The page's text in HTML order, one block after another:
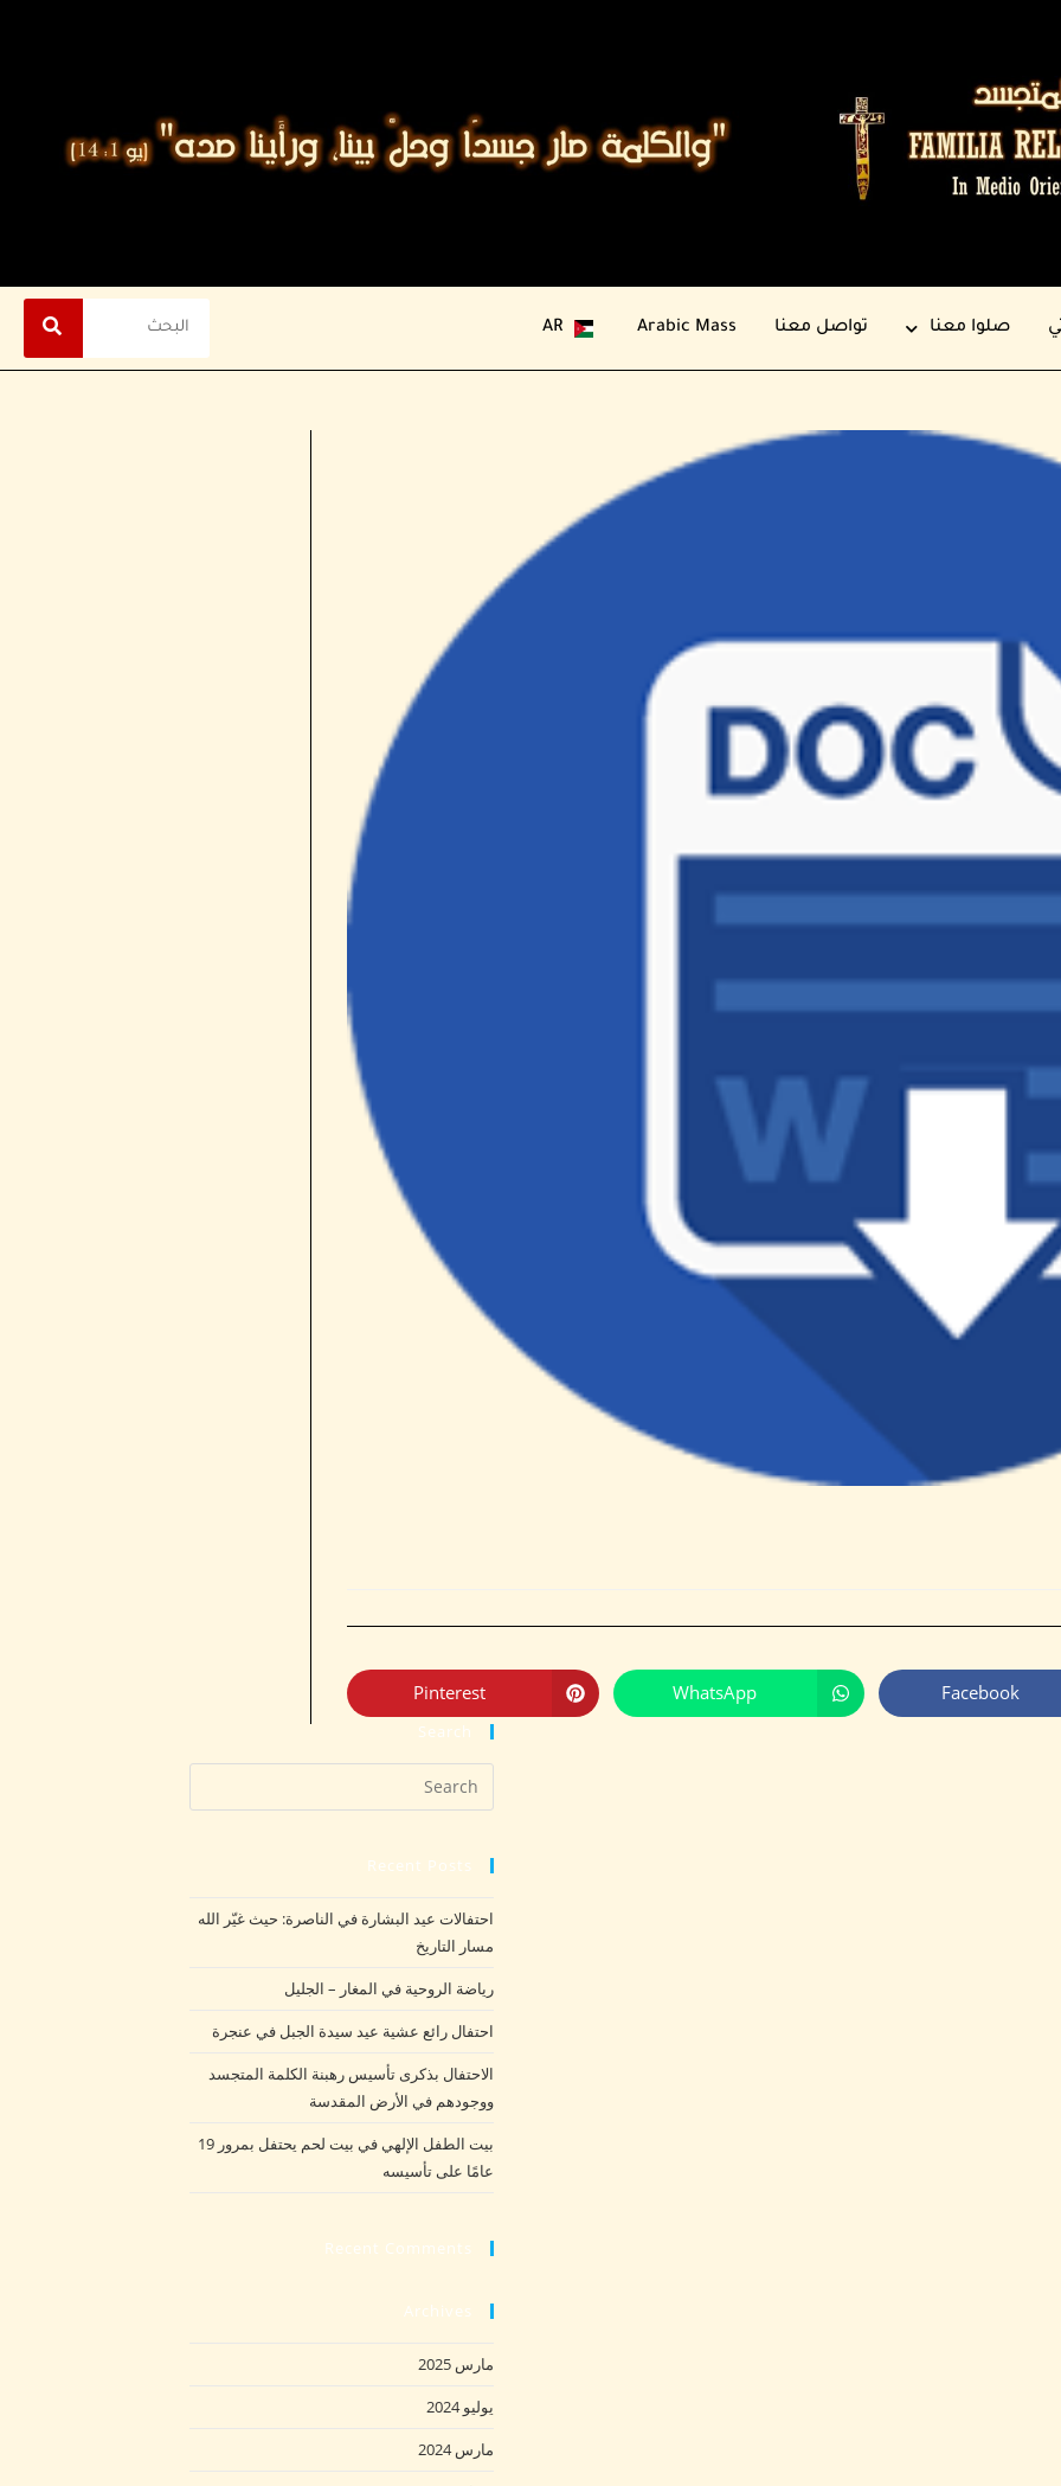
صلوا معنا تواصل معنا Arabic Mass
AR
Facebook
WhatsApp
Pinterest
Search
Recent Posts
احتفالات عيد البشارة في الناصرة: حيث غيّر الله
مسار التاريخ
رياضة الروحية في المغار – الجليل
احتفال رائع عشية عيد سيدة الجبل في عنجرة
الاحتفال بذكرى تأسيس رهبنة الكلمة المتجسد
ووجودهم في الأرض المقدسة
بيت الطفل الإلهي في بيت لحم يحتفل بمرور 19
عامًا على تأسيسه
Recent Comments
Archives
مارس 2025
يوليو 2024
مارس 2024